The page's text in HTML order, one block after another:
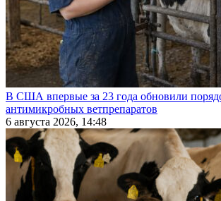
В США впервые за 23 года обновили
антимикробных ветпрепаратов
6 августа 2026, 14:48